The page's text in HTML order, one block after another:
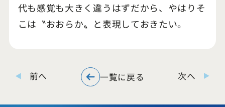
代も感覚も大きく違うはずだから、やはりそ
こは〝おおらか〟と表現しておきたい。
前へ 一覧に戻る 次へ